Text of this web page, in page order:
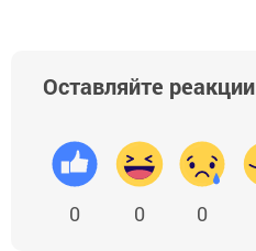
Оставляйте реакции
0 0 0